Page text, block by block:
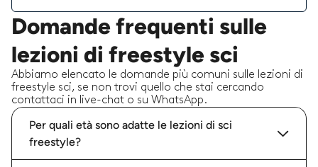
Domande frequenti sulle
lezioni di freestyle sci
Abbiamo elencato le domande più comuni sulle lezioni di
freestyle sci, se non trovi quello che stai cercando
contattaci in live-chat o su WhatsApp.
Per quali età sono adatte le lezioni di sci
freestyle?